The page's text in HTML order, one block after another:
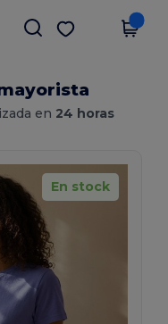
Descargar app
en 24 horas
En stock